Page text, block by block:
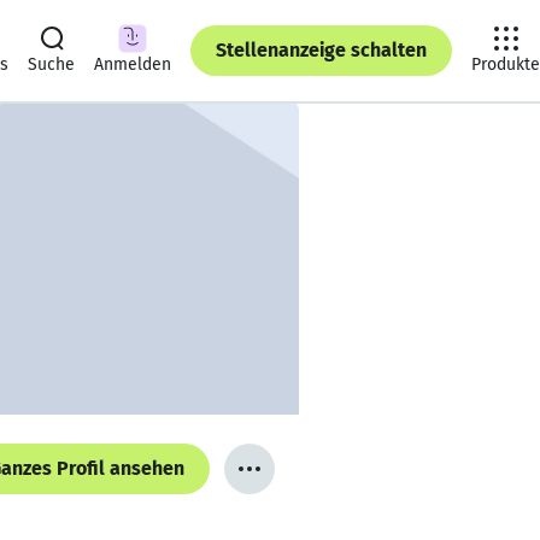
Suche Anmelden
Stellenanzeige schalten
Produkte
Profil ansehen